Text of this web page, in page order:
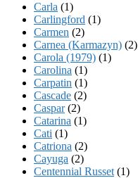
Carla (1)
Carlingford (1)
Carmen (2)
Carnea (Karmazyn) (2)
Carola (1979) (1)
Carolina (1)
Carpatin (1)
Cascade (2)
Caspar(2)
Catarina (1)
Cati (1)
Catriona (2)
Cayuga (2)
Centennial Russet (1)